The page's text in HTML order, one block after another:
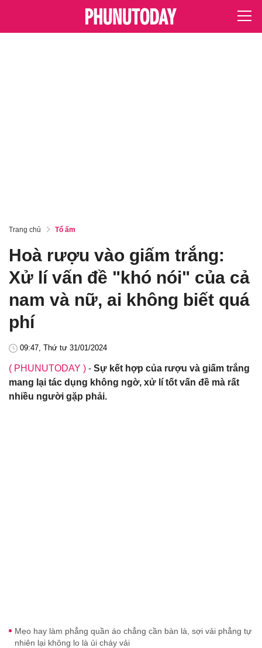
Trang chủ Tổ ấm
Hoà rượu vào giấm trắng:
Xử lí vấn đề "khó nói" của cả
nam và nữ, ai không biết quá
phí
09:47, Thứ tư 31/01/2024
( PHUNUTODAY ) - Sự kết hợp của rượu và giấm trắng
mang lại tác dụng không ngờ, xử lí tốt vấn đề mà rất
nhiều người gặp phải.
Mẹo hay làm phẳng quần áo chẳng cần bàn là, sợi vải phẳng tự
nhiên lại không lo là ủi cháy vải